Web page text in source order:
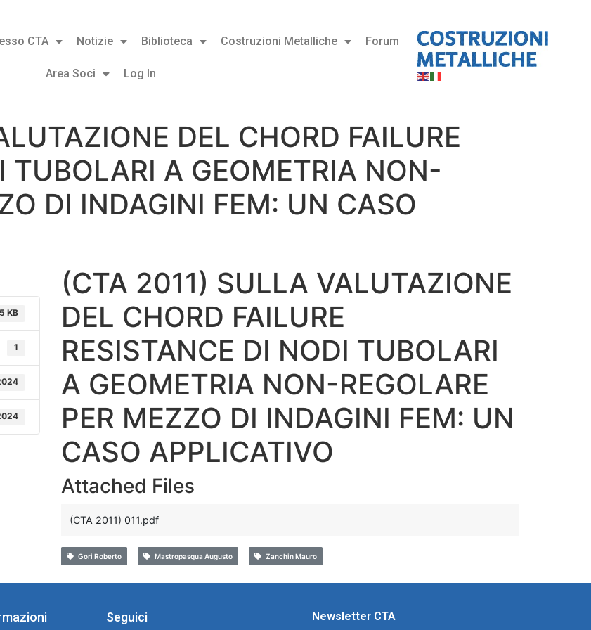
CTA Notizie Biblioteca Costruzioni Metalliche Forum
Area Soci Log In
DEL CHORD FAILURE
TUBOLARI A GEOMETRIA NON-
DI INDAGINI FEM: UN CASO
KB
1
(CTA 2011) SULLA VALUTAZIONE
DEL CHORD FAILURE
RESISTANCE DI NODI TUBOLARI
A GEOMETRIA NON-REGOLARE
PER MEZZO DI INDAGINI FEM: UN
CASO APPLICATIVO
Attached Files
(CTA 2011) 011.pdf
Gori Roberto Mastropasqua Augusto Zanchin Mauro
Seguici Newsletter CTA